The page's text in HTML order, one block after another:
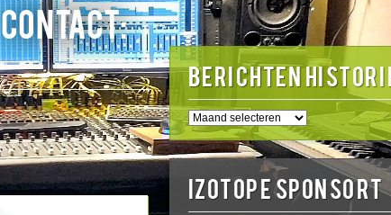
CONTACT:
BERICHTEN
BERICHTEN
HISTORIE
IZOTOPE sponsort